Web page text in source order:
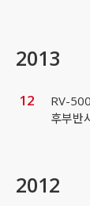
2013
12
RV-
후부반
2012